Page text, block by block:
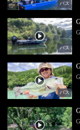
バス
バス
バス